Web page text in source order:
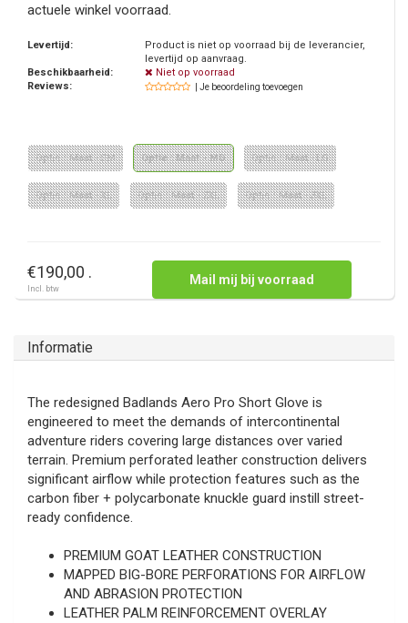
actuele winkel voorraad.
Levertijd:
Product is niet op voorraad bij de leverancier,
levertijd op aanvraag.
Beschikbaarheid:
Niet op voorraad
Reviews:
| Je beoordeling toevoegen
Optie : Maat - SM Optie : Maat - MD Optie : Maat - LG
Optie : Maat - XL Optie : Maat - 2XL Optie : Maat - 3XL
€190,00 .
Incl. btw
Mail mij bij voorraad
Informatie
The redesigned Badlands Aero Pro Short Glove is
engineered to meet the demands of intercontinental
adventure riders covering large distances over varied
terrain. Premium perforated leather construction delivers
significant airflow while protection features such as the
carbon fiber + polycarbonate knuckle guard instill street-
ready confidence.
PREMIUM GOAT LEATHER CONSTRUCTION
MAPPED BIG-BORE PERFORATIONS FOR AIRFLOW
AND ABRASION PROTECTION
LEATHER PALM REINFORCEMENT OVERLAY